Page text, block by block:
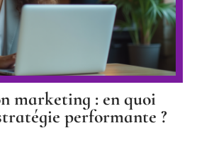
marketing : en quoi
performante ?